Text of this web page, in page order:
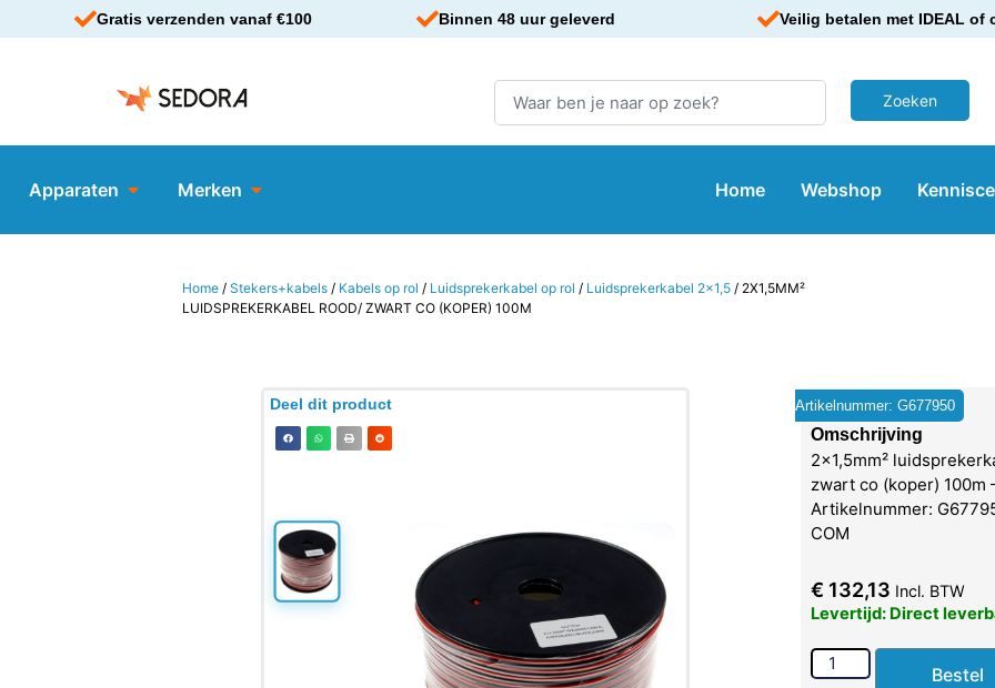
Gratis verzenden vanaf €100 Binnen 48 uur geleverd Veilig betalen met IDEAL of
Apparaten Merken Home Webshop
Home /Stekers+kabels / Kabels op rol / Luidsprekerkabel op rol / Luidsprekerkabel 2x1,5 / 2X1,5MM²
LUIDSPREKERKABEL ROOD/ ZWART CO (KOPER) 100M
Deel dit product Artikelnummer: G677950
Omschrijving
2×1,5mm²
zwart co (koper) 100m
Artikelnummer:
COM
€ 132,13 Incl. BTW
Levertijd: Direct
Bestel